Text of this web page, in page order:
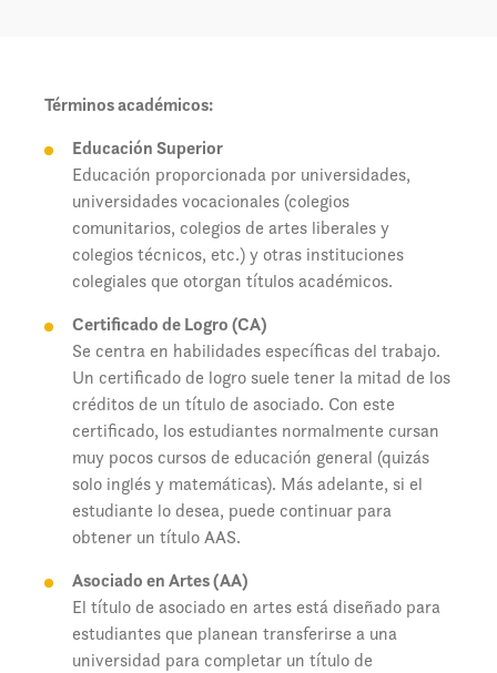
Términos académicos:
Educación Superior
Educación proporcionada por universidades,
universidades vocacionales (colegios
comunitarios, colegios de artes liberales y
colegios técnicos, etc.) y otras instituciones
colegiales que otorgan títulos académicos.
Certificado de Logro (CA)
Se centra en habilidades específicas del trabajo.
Un certificado de logro suele tener la mitad de los
créditos de un título de asociado. Con este
certificado, los estudiantes normalmente cursan
muy pocos cursos de educación general (quizás
solo inglés y matemáticas). Más adelante, si el
estudiante lo desea, puede continuar para
obtener un título AAS.
Asociado en Artes (AA)
El título de asociado en artes está diseñado para
estudiantes que planean transferirse a una
universidad para completar un título de